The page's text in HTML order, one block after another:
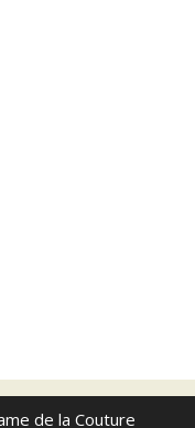
de la Couture